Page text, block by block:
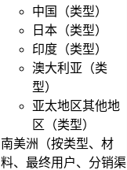
中国（类型）
日本（类型）
印度（类型）
澳大利亚（类
型）
亚太地区其他地
区（类型）
南美洲（按类型、材
料、最终用户、分销渠